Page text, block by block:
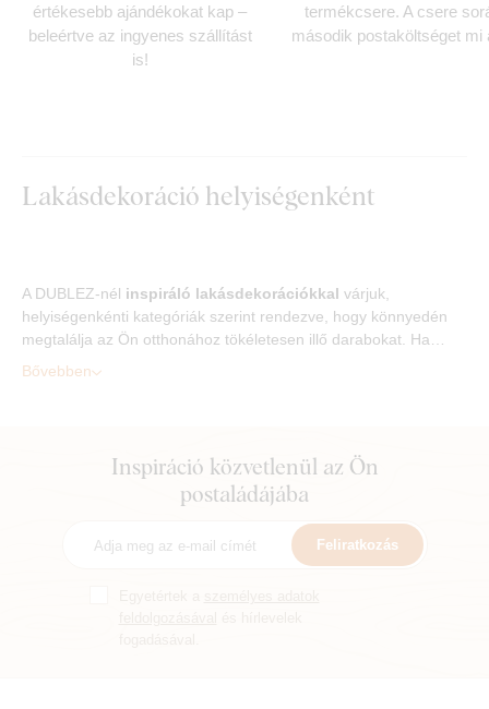
értékesebb ajándékokat kap –
beleértve az ingyenes szállítást
is!
termékcsere. A csere
második postaköltséget mi
Lakásdekoráció helyiségenként
A DUBLEZ-nél inspiráló lakásdekorációkkal várjuk,
helyiségenkénti kategóriák szerint rendezve, hogy könnyedén
megtalálja az Ön otthonához tökéletesen illő darabokat. Ha…
Bővebben
Inspiráció közvetlenül az Ön
postaládájába
Feliratkozás